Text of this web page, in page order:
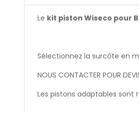
Le kit piston Wiseco pour
Sélectionnez la surcôte en
NOUS CONTACTER POUR
Les pistons adaptables sont